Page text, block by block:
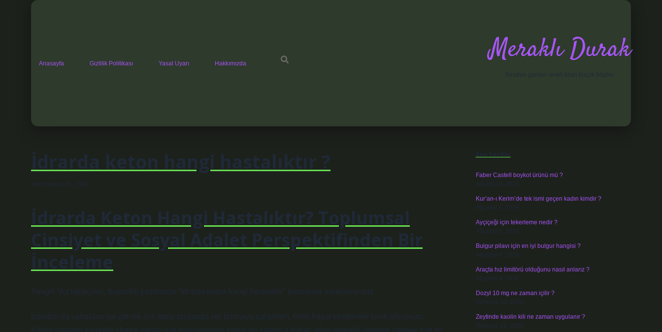
Anasayfa Gizlilik Politikası Yasal Uyarı Hakkımızda Meraklı Durak
İdrarda keton hangi hastalıktır ?
Tarih: Mayıs 28, 2026
İdrarda Keton Hangi Hastalıktır? Toplumsal
Cinsiyet ve Sosyal Adalet Perspektifinden Bir
İnceleme
Sevgili Vut takipçileri, bugünkü yazımızda “İdrarda keton hangi hastalıktır” konusuna odaklanıyoruz.
İstanbul’da sabahları işe gitmek için toplu taşımada yer bulmaya çalışırken, farklı hayat kesitlerine tanık oluyorum.
Kimisi sabahın köründe ekmek parası için koşuşturuyor, kimisi de yalnızca birkaç adım ilerideki işyerine varmak için bir
Son Yazılar
Faber Castell boykot ürünü mü ?
Ağustos 6, 2026
Kur’an-ı Kerim’de tek ismi geçen kadın kimdir ?
Ağustos 6, 2026
Ayçiçeği için tekerleme nedir ?
Ağustos 5, 2026
Bulgur pilavı için en iyi bulgur hangisi ?
Ağustos 4, 2026
Araçta hız limitörü olduğunu nasıl anlarız ?
Ağustos 4, 2026
Dozyl 10 mg ne zaman içilir ?
Temmuz 30, 2026
Zeytinde kaolin kili ne zaman uygulanır ?
Temmuz 29, 2026